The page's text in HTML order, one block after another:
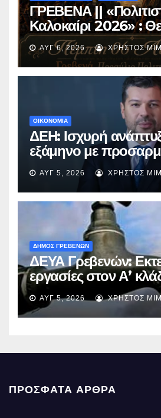
ΓΡΕΒΕΝΑ ||
Καλοκαίρι 2026» :
με την βραβευμένη
«Μικρές Ανάσες».
ΑΥΓ 6, 2026 ΧΡΉΣΤΟΣ
ΟΙΚΟΝΟΜΙΑ
ΔΕΗ: Ισχυρή
εξάμηνο με
EBITDA στα €1,2
ΑΥΓ 5, 2026 ΧΡΉΣΤΟΣ
ΔΗΜΟΣ ΓΡΕΒΕΝΩΝ
ΔΕΥΑ Γρεβενών:
εργασίες στον Α’
ύδρευσης – Ποιες
επηρεάζονται την
ΑΥΓ 5, 2026 ΧΡΉΣΤΟΣ
ΠΡΌΣΦΑΤΑ ΆΡΘΡΑ